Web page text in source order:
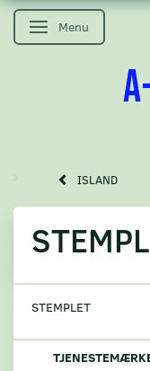
Skifte navigation
Menu
ISLAND
STEMPLET